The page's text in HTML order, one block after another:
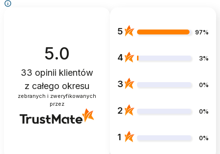
5.0
33 opinii klientów
z całego okresu
zebranych i zweryfikowanych
przez
5 97%
4 3%
3 0%
2 0%
1 0%